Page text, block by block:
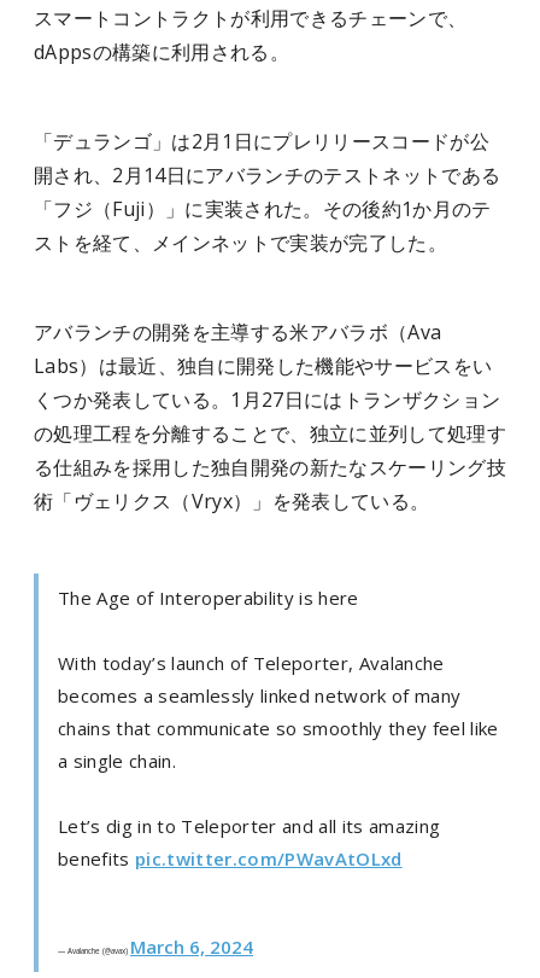
スマートコントラクトが利用できるチェーンで、
dAppsの構築に利用される。
「デュランゴ」は2月1日にプレリリースコードが公
開され、2月14日にアバランチのテストネットである
「フジ（Fuji）」に実装された。その後約1か月のテ
ストを経て、メインネットで実装が完了した。
アバランチの開発を主導する米アバラボ（Ava
Labs）は最近、独自に開発した機能やサービスをい
くつか発表している。1月27日にはトランザクション
の処理工程を分離することで、独立に並列して処理す
る仕組みを採用した独自開発の新たなスケーリング技
術「ヴェリクス（Vryx）」を発表している。
The Age of Interoperability is here
With today’s launch of Teleporter, Avalanche
becomes a seamlessly linked network of many
chains that communicate so smoothly they feel like
a single chain.
Let’s dig in to Teleporter and all its amazing
benefits pic.twitter.com/PWavAtOLxd
— Avalanche (@avax) March 6, 2024